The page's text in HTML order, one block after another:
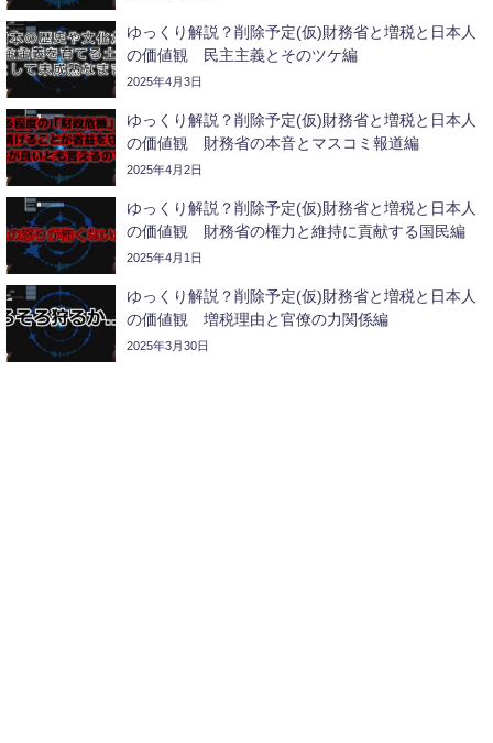
ゆっくり解説？削除予定(仮)財務省と増税と日本人
の価値観 民主主義とそのツケ編
2025年4月3日
ゆっくり解説？削除予定(仮)財務省と増税と日本人
の価値観 財務省の本音とマスコミ報道編
2025年4月2日
ゆっくり解説？削除予定(仮)財務省と増税と日本人
の価値観 財務省の権力と維持に貢献する国民編
2025年4月1日
ゆっくり解説？削除予定(仮)財務省と増税と日本人
の価値観 増税理由と官僚の力関係編
2025年3月30日